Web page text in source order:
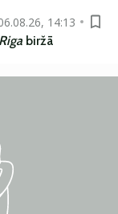
14:13
biržā